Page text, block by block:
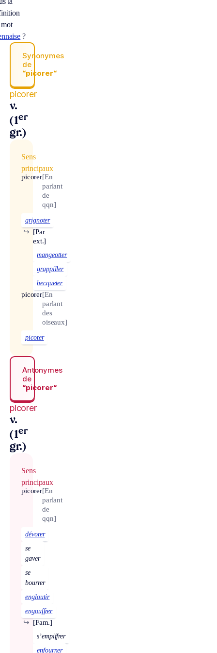
?
Synonymes
de
“picorer“
picorer
v.
(1er
gr.)
Sens
principaux
picorer[En
parlant
de
qqn]
grignoter
[Par
ext.]
↪
mangeotter
grappiller
becqueter
picorer[En
parlant
des
oiseaux]
picoter
Antonymes
de
“picorer“
picorer
v.
(1er
gr.)
Sens
principaux
picorer[En
parlant
de
qqn]
dévorer
se
gaver
se
bourrer
engloutir
engouffrer
[Fam.]
↪
s’empiffrer
enfourner